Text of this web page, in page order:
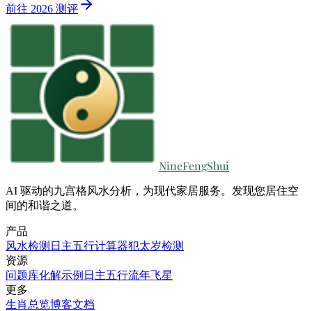
前往 2026 测评
NineFengShui
AI 驱动的九宫格风水分析，为现代家居服务。发现您居住空
间的和谐之道。
产品
风水检测 日主五行计算器犯太岁检测
资源
问题库化解示例 日主五行流年飞星
更多
生肖总览博客文档